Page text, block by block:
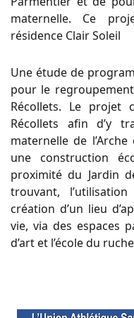
maternelle. Ce
résidence Clair Soleil
Une étude de
pour le
Récollets. Le projet
Récollets afin d’y
maternelle de l’Arche
une construction
proximité du Jardin
trouvant,
création d’un lieu
vie, via des espaces
d’art et l’école du